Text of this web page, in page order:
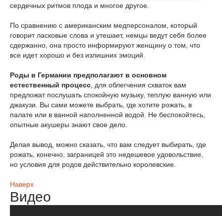
сердечных ритмов плода и многое другое.
По сравнению с американским медперсоналом, который
говорит ласковые слова и утешает, немцы ведут себя более
сдержанно, она просто информируют женщину о том, что
все идет хорошо и без излишних эмоций.
Роды в Германии предполагают в основном
естественный процесс , для облегчения схваток вам
предложат послушать спокойную музыку, теплую ванную или
джакузи. Вы сами можете выбрать, где хотите рожать, в
палате или в ванной наполненной водой. Не беспокойтесь,
опытные акушеры знают свое дело.
Делая вывод, можно сказать, что вам следует выбирать, где
рожать, конечно, заграницей это недешевое удовольствие,
но условия для родов действительно королевские.
Наверх
Видео